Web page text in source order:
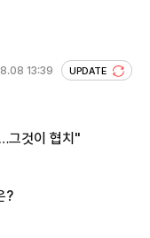
13:39 UPDATE
그것이 협치"
?